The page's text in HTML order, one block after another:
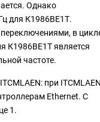
Однако
для К1986ВЕ1Т.
в
К1986ВЕ1Т является
частоте.
при ITCMLAEN
Ethernet. С
1.